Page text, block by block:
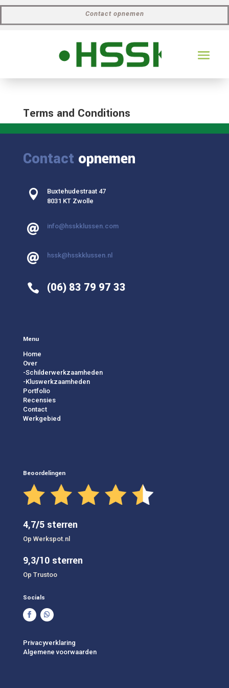
Contact opnemen
Terms and Conditions
Contact opnemen

Buxtehudestraat 47
8031 KT Zwolle
 info@hsskklussen.com
 hssk@hsskklussen.nl
 (06) 83 79 97 33
Menu
Home
Over
-Schilderwerkzaamheden
-Kluswerkzaamheden
Portfolio
Recensies
Contact
Werkgebied
Beoordelingen
4,7/5 sterren
Op Werkspot.nl
9,3/10 sterren
Op Trustoo
Socials
Privacyverklaring
Algemene voorwaarden